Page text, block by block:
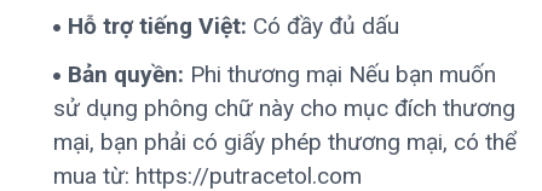
Hỗ trợ tiếng Việt: Có đầy đủ dấu
Bản quyền: Phi thương mại Nếu bạn muốn
sử dụng phông chữ này cho mục đích thương
mại, bạn phải có giấy phép thương mại, có thể
mua từ: https://putracetol.com